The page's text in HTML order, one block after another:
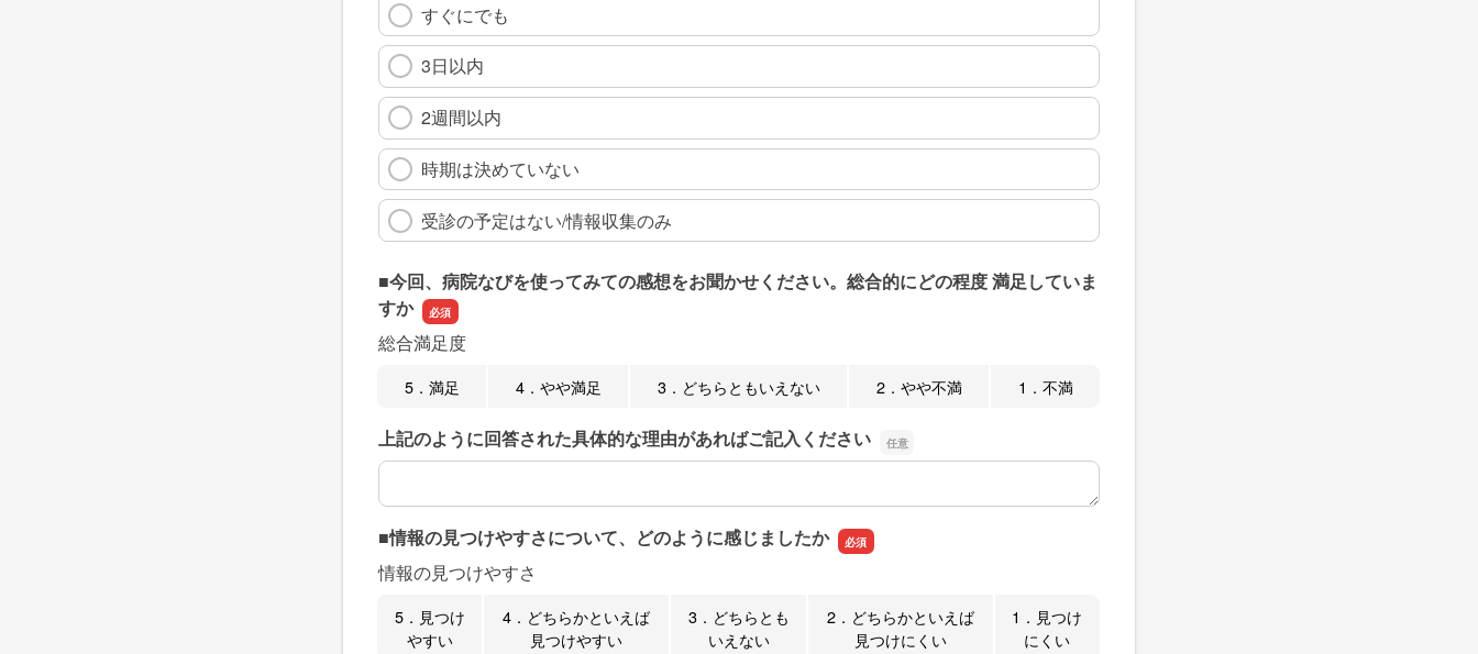
すぐにでも
3日以内
2週間以内
時期は決めていない
受診の予定はない/情報収集のみ
■今回、病院なびを使ってみての感想をお聞かせください。総合的にどの程度 満足していま
すか
総合満足度
5．満足 4．やや満足 3．どちらともいえない 2．やや不満 1．不満
上記のように回答された具体的な理由があればご記入ください
上記のように回答された具体的な理由があればご記入ください
■情報の見つけやすさについて、どのように感じましたか
情報の見つけやすさ
5．見つけ
やすい
4．どちらかといえば
見つけやすい
3．どちらとも
いえない
2．どちらかといえば
見つけにくい
1．見つけ
にくい